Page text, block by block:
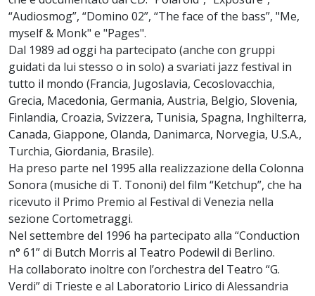
“Audiosmog”, “Domino 02”, “The face of the bass”, "Me,
myself & Monk" e "Pages".
Dal 1989 ad oggi ha partecipato (anche con gruppi
guidati da lui stesso o in solo) a svariati jazz festival in
tutto il mondo (Francia, Jugoslavia, Cecoslovacchia,
Grecia, Macedonia, Germania, Austria, Belgio, Slovenia,
Finlandia, Croazia, Svizzera, Tunisia, Spagna, Inghilterra,
Canada, Giappone, Olanda, Danimarca, Norvegia, U.S.A.,
Turchia, Giordania, Brasile).
Ha preso parte nel 1995 alla realizzazione della Colonna
Sonora (musiche di T. Tononi) del film “Ketchup”, che ha
ricevuto il Primo Premio al Festival di Venezia nella
sezione Cortometraggi.
Nel settembre del 1996 ha partecipato alla “Conduction
n° 61” di Butch Morris al Teatro Podewil di Berlino.
Ha collaborato inoltre con l’orchestra del Teatro “G.
Verdi” di Trieste e al Laboratorio Lirico di Alessandria